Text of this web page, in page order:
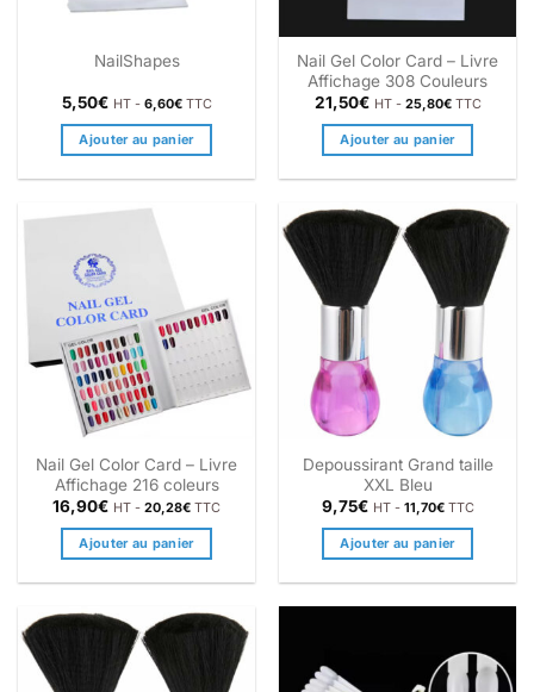
NailShapes
5,50€ HT - 6,60€TTC
Ajouter au panier
Nail Gel Color Card – Livre
Affichage 308 Couleurs
21,50€ HT - 25,80€TTC
Ajouter au panier
Nail Gel Color Card – Livre
Affichage 216 coleurs
16,90€ HT - 20,28€ TTC
Ajouter au panier
Depoussirant Grand taille
XXL Bleu
9,75€ HT - 11,70€TTC
Ajouter au panier